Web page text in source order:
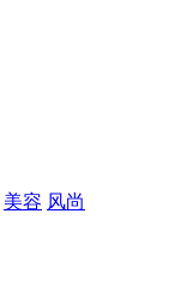
美容 风尚